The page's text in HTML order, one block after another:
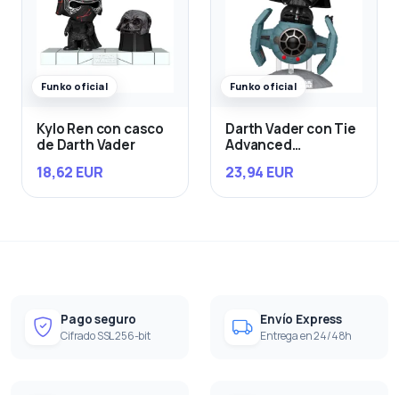
Funko oficial
Kylo Ren con casco
de Darth Vader
18,62 EUR
Funko oficial
Darth Vader con Tie
Advanced
23,94 EUR
Pago seguro
Cifrado SSL 256-bit
Envío Express
Entrega en 24/48h